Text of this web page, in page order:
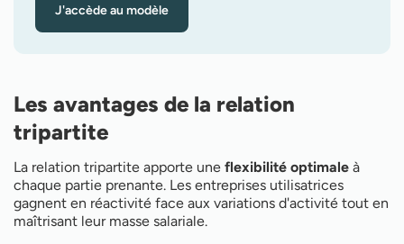
J'accède au modèle
Les avantages de la relation
tripartite
La relation tripartite apporte une flexibilité optimale à
chaque partie prenante. Les entreprises utilisatrices
gagnent en réactivité face aux variations d'activité tout en
maîtrisant leur masse salariale.